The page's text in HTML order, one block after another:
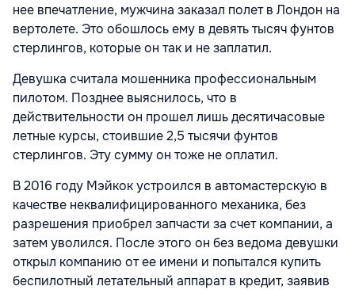
нее впечатление, мужчина заказал полет в Лондон на
вертолете. Это обошлось ему в девять тысяч фунтов
стерлингов, которые он так и не заплатил.
Девушка считала мошенника профессиональным
пилотом. Позднее выяснилось, что в
действительности он прошел лишь десятичасовые
летные курсы, стоившие 2,5 тысячи фунтов
стерлингов. Эту сумму он тоже не оплатил.
В 2016 году Мэйкок устроился в автомастерскую в
качестве неквалифицированного механика, без
разрешения приобрел запчасти за счет компании, а
затем уволился. После этого он без ведома девушки
открыл компанию от ее имени и попытался купить
беспилотный летательный аппарат в кредит, заявив